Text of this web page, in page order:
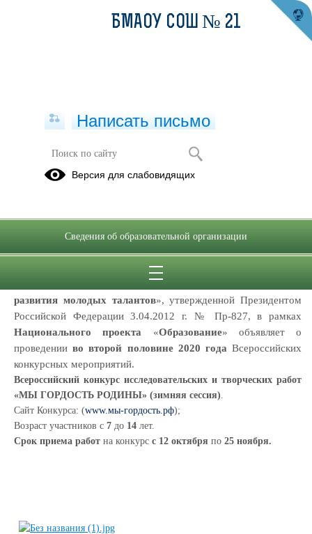
"МЫ ГОРДОСТЬ РОССИИ"
Региональная общественная организация содействия
эффективному развитию творческой и инновационной
деятельности в современном образовании «Доктрина» (РОО
«Доктрина») в соответствии с основными положениями
развития молодых талантов», утвержденной Президентом
Российской Федерации 3.04.2012 г. № Пр-827, в рамках
Национального проекта «Образование» объявляет о
проведенииво второй половине 2020 годаВсероссийских
конкурсных мероприятий.
Всероссийский конкурс исследовательских и творческих работ
«МЫ ГОРДОСТЬ РОДИНЫ» (зимняя сессия).
Сайт Конкурса: (www.мы-гордость.рф);
Возраст участников с 7 до 14 лет.
Срок приема работ на конкурс с 12 октября по 25 ноября.
БМАОУ СОШ № 21
Написать письмо
Версия для слабовидящих
Сведения об образовательной организации